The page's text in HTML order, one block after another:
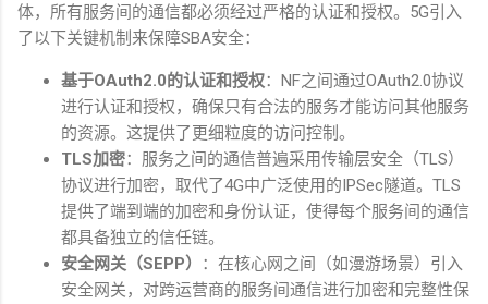
体，所有服务间的通信都必须经过严格的认证和授权。 5G引入
了以下关键机制来保障SBA安全：
基于OAuth2.0的认证和授权： NF之间通过OAuth2.0协议
进行认证和授权，确保只有合法的服务才能访问其他服务
的资源。这提供了更细粒度的访问控制。
TLS加密：服务之间的通信普遍采用传输层安全（TLS）
协议进行加密，取代了4G中广泛使用的IPSec隧道。 TLS
提供了端到端的加密和身份认证，使得每个服务间的通信
都具备独立的信任链。
安全网关（SEPP）
：在核心网之间（如漫游场景）引入
安全网关，对跨运营商的服务间通信进行加密和完整性保